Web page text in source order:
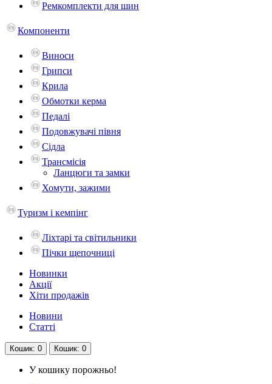
Ремкомплекти для шин
Компоненти
Виноси
Грипси
Крила
Обмотки керма
Педалі
Подовжувачі півня
Сідла
Трансмісія
Ланцюги та замки
Хомути, зажими
Туризм і кемпінг
Ліхтарі та світильники
Пічки щепочниці
Новинки
Акції
Хіти продажів
Новини
Статті
Кошик: 0 Кошик: 0
У кошику порожньо!